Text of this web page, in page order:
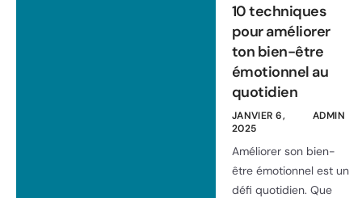
10 techniques
pour améliorer
ton bien-être
émotionnel au
quotidien
JANVIER 6,
2025
ADMIN
Améliorer son bien-
être émotionnel est un
défi quotidien. Que